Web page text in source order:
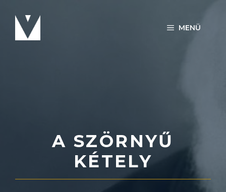
tartalomba
MENÜ
A SZÖRNYŰ
KÉTELY